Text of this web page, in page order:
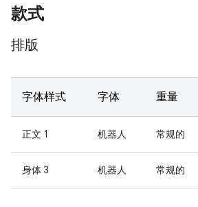
款式
排版
字体样式 字体 重量
正文 1 机器人 常规的
身体 3 机器人 常规的